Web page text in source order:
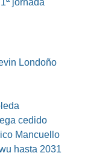
jornada
Londoño
cedido
Mancuello
hasta 2031